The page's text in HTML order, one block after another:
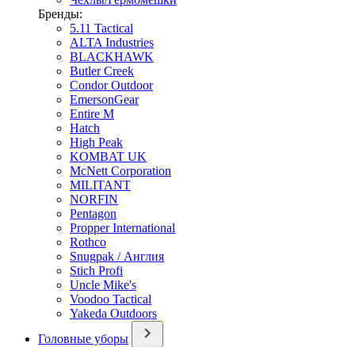
Бренды:
5.11 Tactical
ALTA Industries
BLACKHAWK
Butler Creek
Condor Outdoor
EmersonGear
Entire M
Hatch
High Peak
KOMBAT UK
McNett Corporation
MILITANT
NORFIN
Pentagon
Propper International
Rothco
Snugpak / Англия
Stich Profi
Uncle Mike's
Voodoo Tactical
Yakeda Outdoors
Головные уборы